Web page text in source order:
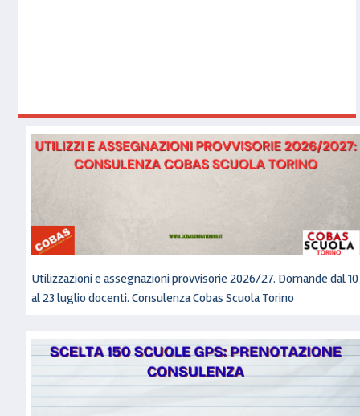
Utilizzazioni e assegnazioni provvisorie 2026/27. Domande dal 10
al 23 luglio docenti. Consulenza Cobas Scuola Torino